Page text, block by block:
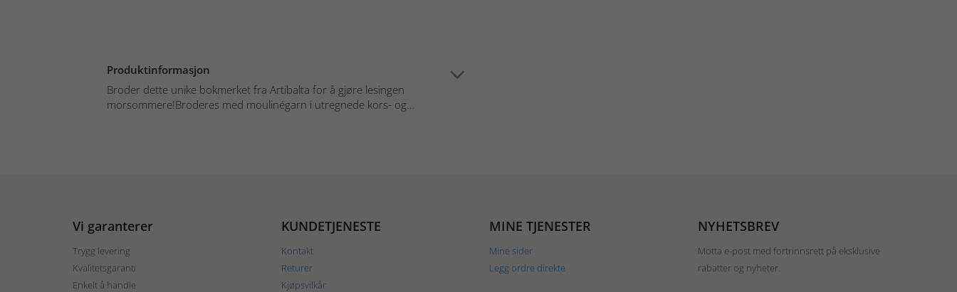
Produktinformasjon
Broder dette unike bokmerket fra Artibalta for å gjøre lesingen
morsommere!Broderes med moulinégarn i utregnede kors- og...
Vi garanterer
Trygg levering
Kvalitetsgaranti
Enkelt å handle
KUNDETJENESTE
Kontakt
Returer
Kjøpsvilkår
MINE TJENESTER
Mine sider
Legg ordre direkte
NYHETSBREV
Motta e-post med fortrinnsrett på eksklusive
rabatter og nyheter.